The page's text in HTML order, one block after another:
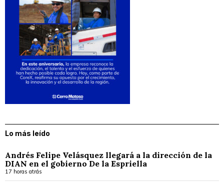
Lo más leído
Andrés Felipe Velásquez llegará a la dirección de la
DIAN en el gobierno De la Espriella
17 horas atrás